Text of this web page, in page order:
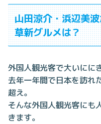
山田涼介・浜辺美
草新グルメは？
外国人観光客で大いにに
去年一年間で日本を訪れ
超え。
そんな外国人観光客にも
きます。